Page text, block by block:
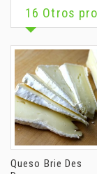
16 Otros
Queso Brie Des